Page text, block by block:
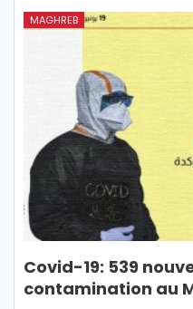
MAGHREB
Covid-19: 539
contamination au